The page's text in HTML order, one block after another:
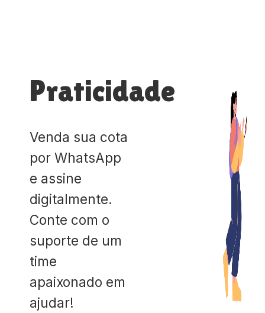
Praticidade
Venda sua cota
por WhatsApp
e assine
digitalmente.
Conte com o
suporte de um
time
apaixonado em
ajudar!